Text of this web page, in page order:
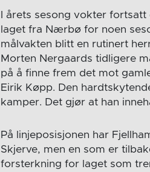
I årets sesong vokter
laget fra Nærbø for noen
målvakten blitt en rutinert
Morten Nergaards tidligere
på å finne frem det mot
Eirik Køpp. Den
kamper. Det gjør at han
På linjeposisjonen har
Skjerve, men en som er
forsterkning for laget som